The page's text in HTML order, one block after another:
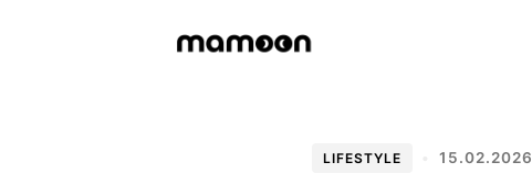
LIFESTYLE 15.02.2026